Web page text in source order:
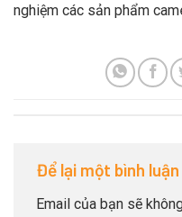
nghiệm các sản phẩm
Để lại một bình luận
Email của bạn sẽ